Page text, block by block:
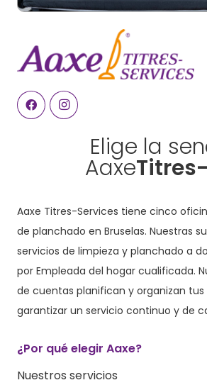
Elige la
Aaxe
Aaxe Titres-Services tiene cinco
de planchado en Bruselas. Nuestras
servicios de limpieza y planchado a
por Empleada del hogar cualificada.
de cuentas planifican y organizan
garantizar un servicio continuo y de
¿Por qué elegir Aaxe?
Nuestros servicios